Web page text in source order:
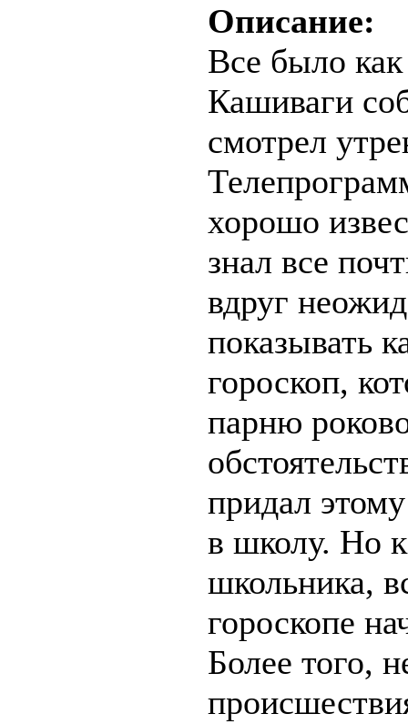
Описание:
Все было
Кашиваги
смотрел
хорошо
знал все
вдруг
показывать
гороскоп,
парню
придал
в школу. Но
школьника,
гороскопе
Более того,